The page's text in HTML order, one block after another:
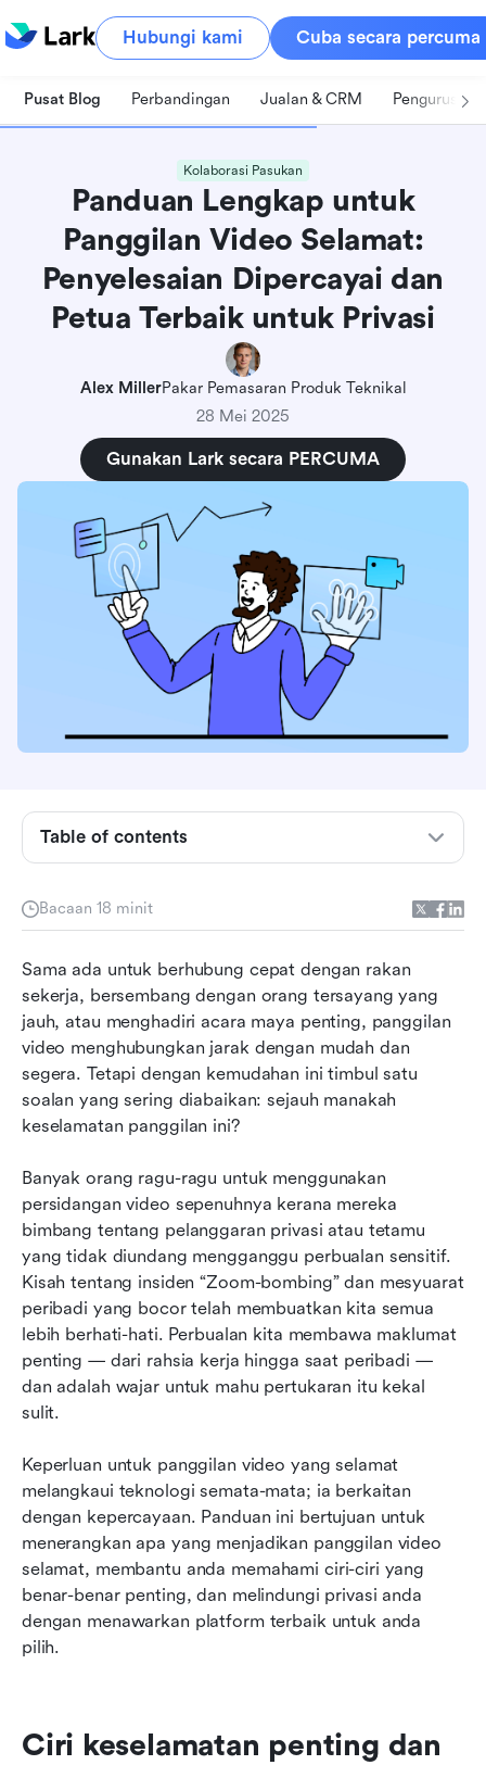
Hubungi kami Cuba secara percuma
Pusat Blog Perbandingan Jualan & CRM Pengurusan
Kolaborasi Pasukan
Panduan Lengkap untuk
Panggilan Video Selamat:
Penyelesaian Dipercayai dan
Petua Terbaik untuk Privasi
Alex MillerPakar Pemasaran Produk Teknikal
28 Mei 2025
Gunakan Lark secara PERCUMA
Bacaan 18 minit
Sama ada untuk berhubung cepat dengan rakan
sekerja, bersembang dengan orang tersayang yang
jauh, atau menghadiri acara maya penting, panggilan
video menghubungkan jarak dengan mudah dan
segera. Tetapi dengan kemudahan ini timbul satu
soalan yang sering diabaikan: sejauh manakah
keselamatan panggilan ini?
Banyak orang ragu-ragu untuk menggunakan
persidangan video sepenuhnya kerana mereka
bimbang tentang pelanggaran privasi atau tetamu
yang tidak diundang mengganggu perbualan sensitif.
Kisah tentang insiden “Zoom-bombing” dan mesyuarat
peribadi yang bocor telah membuatkan kita semua
lebih berhati-hati. Perbualan kita membawa maklumat
penting — dari rahsia kerja hingga saat peribadi —
dan adalah wajar untuk mahu pertukaran itu kekal
sulit.
Keperluan untuk panggilan video yang selamat
melangkaui teknologi semata-mata; ia berkaitan
dengan kepercayaan. Panduan ini bertujuan untuk
menerangkan apa yang menjadikan panggilan video
selamat, membantu anda memahami ciri-ciri yang
benar-benar penting, dan melindungi privasi anda
dengan menawarkan platform terbaik untuk anda
pilih.
Ciri keselamatan penting dan
Table of contents
panggilan video yang selamat
pelbagai industri
Petua praktikal untuk menjadikan panggilan
video anda lebih selamat
6 penyelesaian persidangan video selamat
terkemuka
Kesimpulan: Gabungkan alat yang berkuasa dan
tabiat yang kukuh untuk panggilan video yang
selamat
Bacaan berkaitan